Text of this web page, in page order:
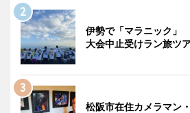
伊勢で「マラニック」
大会中止受けラン旅ツ
松阪市在住カメラマン